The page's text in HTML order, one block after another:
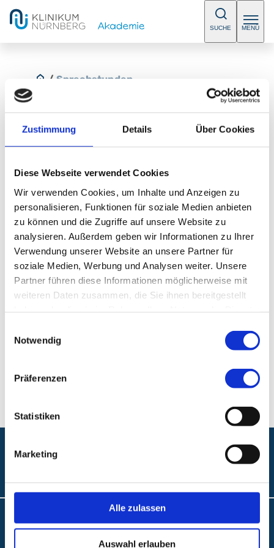
Zustimmung Details Über Cookies
Diese Webseite verwendet Cookies
Wir verwenden Cookies, um Inhalte und Anzeigen zu
personalisieren, Funktionen für soziale Medien anbieten
zu können und die Zugriffe auf unsere Website zu
analysieren. Außerdem geben wir Informationen zu Ihrer
Verwendung unserer Website an unsere Partner für
soziale Medien, Werbung und Analysen weiter. Unsere
Partner führen diese Informationen möglicherweise mit
weiteren Daten zusammen, die Sie ihnen bereitgestellt
Notwendig
Präferenzen
Statistiken
Marketing
Alle zulassen
Auswahl erlauben
SUCHE MENÜ
/ Sprechstunden
unklaren Befund nach einer Vorsorgeuntersuchung
eine weiterführende Diagnostik an. Bitte vereinbaren
Sie einen Termin.
E-Mail: praxis@die-frauenaerzte.de
+49 (0) 911 355 555
Ambulantes BehandlungsCentrum am Stadtpark
Ambulantes BehandlungsCentrum, am Stadtpark
Folgen Sie uns:
Anfahrt